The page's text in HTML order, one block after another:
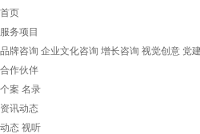
首页
服务项目
品牌咨询 企业文化咨询 增长咨询 视觉创意 党
合作伙伴
个案 名录
资讯动态
动态 视听